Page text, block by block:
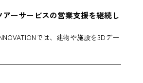
ーサービスの営業支援を継続し
では、建物や施設を3Dデー